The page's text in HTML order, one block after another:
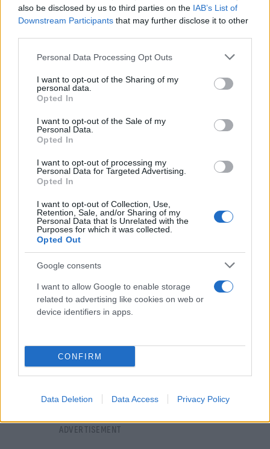
also be disclosed by us to third parties on the IAB’s List of
Downstream Participants that may further disclose it to other
Please note that this website/app uses one or more Google
not limited to your visit or usage behaviour. You may click to
grant or deny consent to Google and its third-party tags to
use your data for below specified purposes in below Google
consent section.
Personal Data Processing Opt Outs
I want to opt-out of the Sharing of my
personal data.
Opted In
I want to opt-out of the Sale of my
Personal Data.
Opted In
I want to opt-out of processing my
Personal Data for Targeted Advertising.
Opted In
I want to opt-out of Collection, Use,
Retention, Sale, and/or Sharing of my
Personal Data that Is Unrelated with the
Purposes for which it was collected.
Opted Out
Google consents
I want to allow Google to enable storage
related to advertising like cookies on web or
device identifiers in apps.
CONFIRM
Data Deletion Data Access Privacy Policy
Το γκολ της ισοφάρισης του Ράμος απέναντι στην
Ατλέτικο Μαδρίτης στο 93ο λεπτό του τελικού του
Champions League το 2014 είναι ένα γκολ που
κανένας Μαδριλένος δεν θα ξεχάσει ποτέ. Έπειτα
από κόρνερ του Λούκα Μόντριτς ο αμυντικός της
Ρεάλ με κεφαλιά έστειλε την μπάλα στα δίχτυα του
Κουρτουά ισοφαρίζοντας ένα ματς που παρά λίγο
να δώσει τον τίτλο στην Ατλέτικο. Με το γκολ αυτό
η «Βασίλισσα» έβγαλε φτερά και στην παράταση
διέλυσε τους «ροχιμπλάνκος» που δεν μπόρεσαν
να ανακάμψουν και ηττήθηκαν με σκορ 4-1. Όπως
είναι φυσικό ο Σέρχιο Ράμος με τον καθοριστικό
ρόλο που έπαιξε ήταν το πρόσωπο του μεγάλου
τελικού.